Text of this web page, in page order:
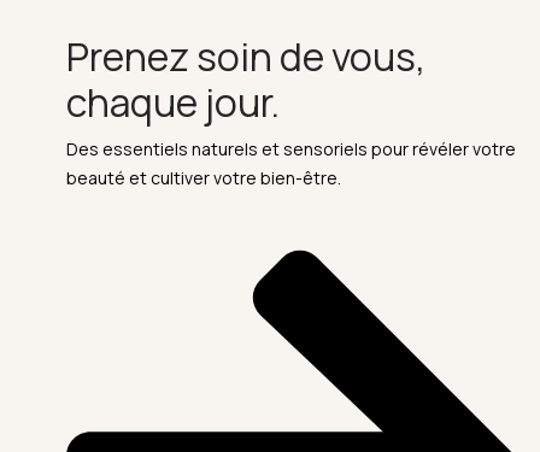
Prenez soin de vous,
chaque jour.
Des essentiels naturels et sensoriels pour révéler votre
beauté et cultiver votre bien-être.